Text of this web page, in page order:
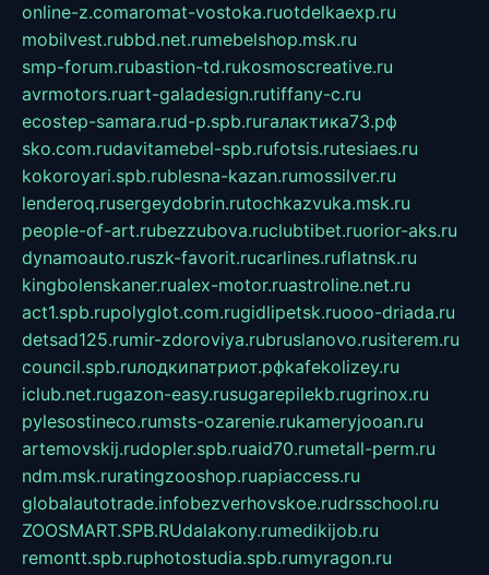
online-z.comaromat-vostoka.ruotdelkaexp.ru
mobilvest.rubbd.net.rumebelshop.msk.ru
smp-forum.rubastion-td.rukosmoscreative.ru
avrmotors.ruart-galadesign.rutiffany-c.ru
ecostep-samara.rud-p.spb.ruгалактика73.рф
sko.com.rudavitamebel-spb.rufotsis.rutesiaes.ru
kokoroyari.spb.rublesna-kazan.rumossilver.ru
lenderoq.rusergeydobrin.rutochkazvuka.msk.ru
people-of-art.rubezzubova.ruclubtibet.ruorior-aks.ru
dynamoauto.ruszk-favorit.rucarlines.ruflatnsk.ru
kingbolenskaner.rualex-motor.ruastroline.net.ru
act1.spb.rupolyglot.com.rugidlipetsk.ruooo-driada.ru
detsad125.rumir-zdoroviya.rubruslanovo.rusiterem.ru
council.spb.ruлодкипатриот.рфkafekolizey.ru
iclub.net.rugazon-easy.rusugarepilekb.rugrinox.ru
pylesostineco.rumsts-ozarenie.rukameryjooan.ru
artemovskij.rudopler.spb.ruaid70.rumetall-perm.ru
ndm.msk.ruratingzooshop.ruapiaccess.ru
globalautotrade.infobezverhovskoe.rudrsschool.ru
ZOOSMART.SPB.RUdalakony.rumedikijob.ru
remontt.spb.ruphotostudia.spb.rumyragon.ru